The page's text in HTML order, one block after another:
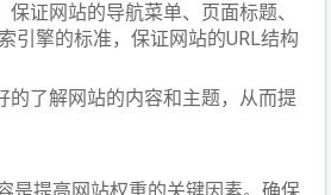
证网站的导航菜单、页面标题、
引擎的标准，保证网站的URL结构
的了解网站的内容和主题，从而提